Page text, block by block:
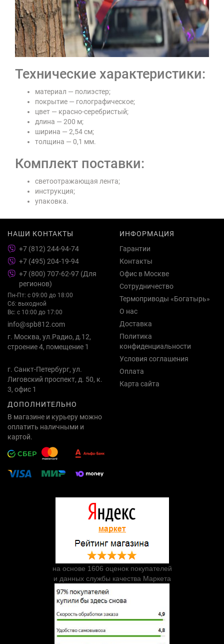
Технические характеристики:
материал — полиэстер;
покрытие — голографическое;
цвет — красно-серебристый;
длина — 200 м;
ширина — 2,54 см;
толщина — 0,1 мм.
Комплект поставки:
светоотражающая лента;
инструкция;
упаковка.
НАШИ КОНТАКТЫ
+7 (812) 244-94-74
+7 (495) 204-19-94
+7 (800) 707-62-97 (Для
регионов)
Пн-Пт: с 09:00 до 18:00
Сб: выходной
Вс: с 10:00 до 17:00
info@spb812.com
г. Москва, ул.Радио, д.12,
строение 4, помещение 1
г. Санкт-Петербург, ул.
Лиговский проспект, д. 50, к.
3, офис 1
ИНФОРМАЦИЯ
Гарантии
Контакты
Офис в Москве
Сотрудничество
Термоприводы «Богатырь»
О нас
Доставка
Политика
конфиденциальности
Условия соглашения
Оплата
Карта сайта
ДОПОЛНИТЕЛЬНО
В магазине и курьеру можно
оплатить наличными и
картой.
на основе 1606 оценок покупателей
и данных службы качества Маркета